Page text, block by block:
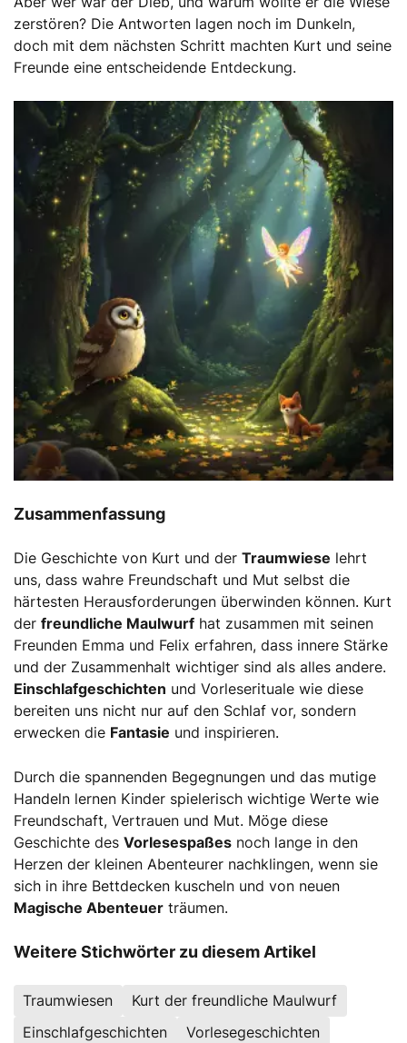
zerstören? Die Antworten lagen noch im Dunkeln,
doch mit dem nächsten Schritt machten Kurt und seine
Freunde eine entscheidende Entdeckung.
Zusammenfassung
Die Geschichte von Kurt und der Traumwiese lehrt
uns, dass wahre Freundschaft und Mut selbst die
härtesten Herausforderungen überwinden können. Kurt
der freundliche Maulwurf hat zusammen mit seinen
Freunden Emma und Felix erfahren, dass innere Stärke
und der Zusammenhalt wichtiger sind als alles andere.
Einschlafgeschichten und Vorleserituale wie diese
bereiten uns nicht nur auf den Schlaf vor, sondern
erwecken die Fantasie und inspirieren.
Durch die spannenden Begegnungen und das mutige
Handeln lernen Kinder spielerisch wichtige Werte wie
Freundschaft, Vertrauen und Mut. Möge diese
Geschichte des Vorlesespaßes noch lange in den
Herzen der kleinen Abenteurer nachklingen, wenn sie
sich in ihre Bettdecken kuscheln und von neuen
Magische Abenteuer träumen.
Weitere Stichwörter zu diesem Artikel
Traumwiesen
Kurt der freundliche Maulwurf
Einschlafgeschichten
Vorlesegeschichten